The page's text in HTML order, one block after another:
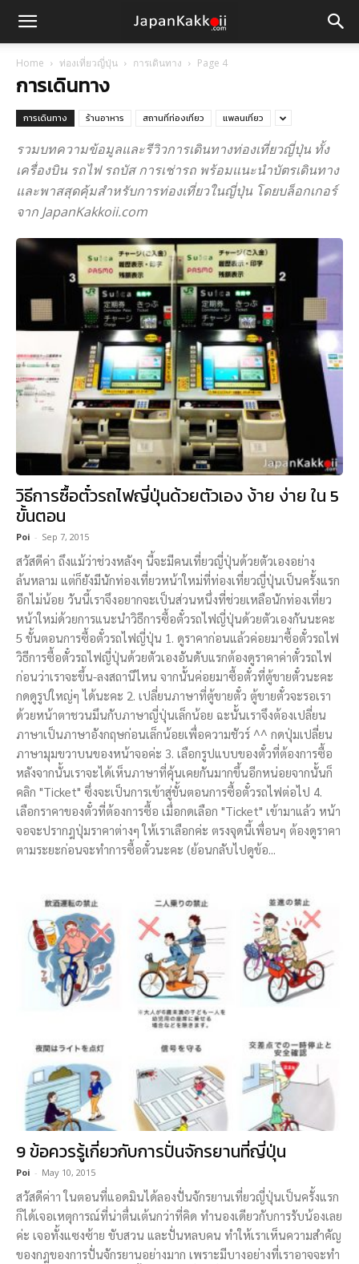
Home ท่องเที่ยวญี่ปุ่น การเดินทาง Page 4
การเดินทาง
การเดินทาง ร้านอาหาร สถานที่ท่องเที่ยว แพลนเที่ยว
รวมบทความข้อมูลและรีวิวการเดินทางท่องเที่ยวญี่ปุ่น ทั้ง
เครื่องบิน รถไฟ รถบัส การเช่ารถ พร้อมแนะนำบัตรเดินทาง
และพาสสุดคุ้มสำหรับการท่องเที่ยวในญี่ปุ่น โดยบล็อกเกอร์
จาก JapanKakkoii.com
วิธีการซื้อตั๋วรถไฟญี่ปุ่นด้วยตัวเอง ง้าย ง่าย ใน 5
ขั้นตอน
Poi - Sep 7, 2015
สวัสดีค่า ถึงแม้ว่าช่วงหลังๆ นี้จะมีคนเที่ยวญี่ปุ่นด้วยตัวเองอย่าง
ล้นหลาม แต่ก็ยังมีนักท่องเที่ยวหน้าใหม่ที่ท่องเที่ยวญี่ปุ่นเป็นครั้งแรก
อีกไม่น้อย วันนี้เราจึงอยากจะเป็นส่วนหนึ่งที่ช่วยเหลือนักท่องเที่ยว
หน้าใหม่ด้วยการแนะนำวิธีการซื้อตั๋วรถไฟญี่ปุ่นด้วยตัวเองกันนะคะ
5 ขั้นตอนการซื้อตั๋วรถไฟญี่ปุ่น 1. ดูราคาก่อนแล้วค่อยมาซื้อตั๋วรถไฟ
วิธีการซื้อตั๋วรถไฟญี่ปุ่นด้วยตัวเองอันดับแรกต้องดูราคาค่าตั๋วรถไฟ
ก่อนว่าเราจะขึ้น-ลงสถานีไหน จากนั้นค่อยมาซื้อตั๋วที่ตู้ขายตั๋วนะคะ
กดดูรูปใหญ่ๆ ได้นะคะ 2. เปลี่ยนภาษาที่ตู้ขายตั๋ว ตู้ขายตั๋วจะรอเรา
ด้วยหน้าตาชวนมึนกับภาษาญี่ปุ่นเล็กน้อย ฉะนั้นเราจึงต้องเปลี่ยน
ภาษาเป็นภาษาอังกฤษก่อนเล็กน้อยเพื่อความชัวร์ ^^ กดปุ่มเปลี่ยน
ภาษามุมขวาบนของหน้าจอค่ะ 3. เลือกรูปแบบของตั๋วที่ต้องการซื้อ
หลังจากนั้นเราจะได้เห็นภาษาที่คุ้นเคยกันมากขึ้นอีกหน่อยจากนั้นก็
คลิก "Ticket" ซึ่งจะเป็นการเข้าสู่ขั้นตอนการซื้อตั๋วรถไฟต่อไป 4.
เลือกราคาของตั๋วที่ต้องการซื้อ เมื่อกดเลือก "Ticket" เข้ามาแล้ว หน้า
จอจะปรากฎปุ่มราคาต่างๆ ให้เราเลือกค่ะ ตรงจุดนี้เพื่อนๆ ต้องดูราคา
ตามระยะก่อนจะทำการซื้อตั๋วนะคะ (ย้อนกลับไปดูข้อ...
9 ข้อควรรู้เกี่ยวกับการปั่นจักรยานที่ญี่ปุ่น
Poi - May 10, 2015
สวัสดีค่าา ในตอนที่แอดมินได้ลองปั่นจักรยานเที่ยวญี่ปุ่นเป็นครั้งแรก
ก็ได้เจอเหตุการณ์ที่น่าตื่นเต้นกว่าที่คิด ทำนองเดียวกับการรับน้องเลย
ค่ะ เจอทั้งแซงซ้าย ขับสวน และปั่นหลบคน ทำให้เราเห็นความสำคัญ
ของกฎของการปั่นจักรยานอย่างมาก เพราะมีบางอย่างที่เราอาจจะทำ